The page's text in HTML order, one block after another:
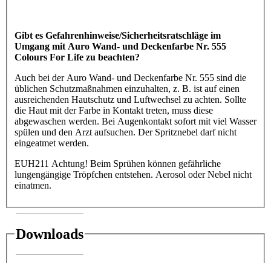
Gibt es Gefahrenhinweise/Sicherheitsratschläge im
Umgang mit Auro Wand- und Deckenfarbe Nr. 555
Colours For Life zu beachten?
Auch bei der Auro Wand- und Deckenfarbe Nr. 555 sind die
üblichen Schutzmaßnahmen einzuhalten, z. B. ist auf einen
ausreichenden Hautschutz und Luftwechsel zu achten. Sollte
die Haut mit der Farbe in Kontakt treten, muss diese
abgewaschen werden. Bei Augenkontakt sofort mit viel Wasser
spülen und den Arzt aufsuchen. Der Spritznebel darf nicht
eingeatmet werden.
EUH211 Achtung! Beim Sprühen können gefährliche
lungengängige Tröpfchen entstehen. Aerosol oder Nebel nicht
einatmen.
Downloads